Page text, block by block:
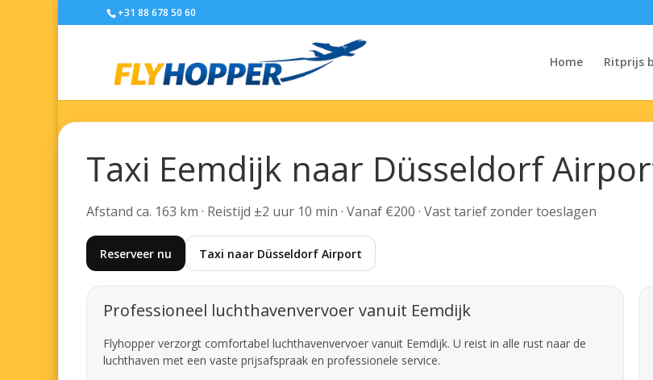
+31 88 678 50 60
Home Ritprijs
Taxi Eemdijk naar Düsseldorf
Afstand ca. 163 km · Reistijd ±2 uur 10 min · Vanaf €200 · Vast tarief zonder toeslagen
Reserveer nu Taxi naar Düsseldorf Airport
Professioneel luchthavenvervoer vanuit Eemdijk
Flyhopper verzorgt comfortabel luchthavenvervoer vanuit Eemdijk. U reist in alle rust naar de
luchthaven met een vaste prijsafspraak en professionele service.